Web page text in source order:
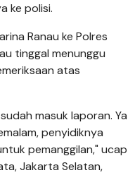
ke polisi.
Ranau ke Polres
tinggal menunggu
atas
masuk laporan. Ya
penyidiknya
pemanggilan," ucap
Jakarta Selatan,